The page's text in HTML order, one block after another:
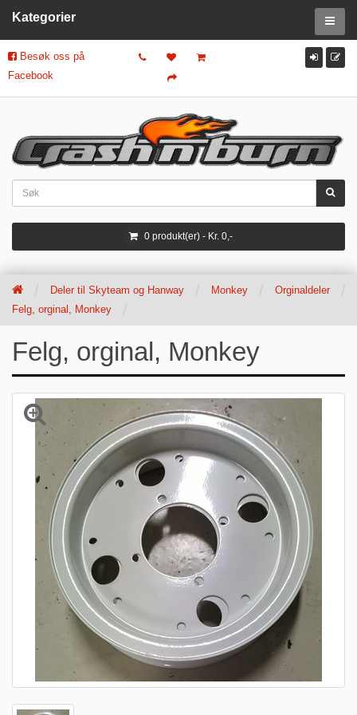
Besøk oss på
Facebook
0 produkt(er) - Kr. 0,-
Kategorier
Deler til Skyteam og Hanway Monkey
Orginaldeler
Felg, orginal, Monkey
Felg, orginal, Monkey